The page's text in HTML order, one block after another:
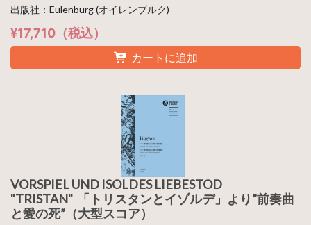
出版社：Eulenburg (オイレンブルク)
¥17,710（税込）
カートに追加
VORSPIEL UND ISOLDES LIEBESTOD
"TRISTAN" 「トリスタンとイゾルデ」より”前奏曲
と愛の死”（大型スコア）